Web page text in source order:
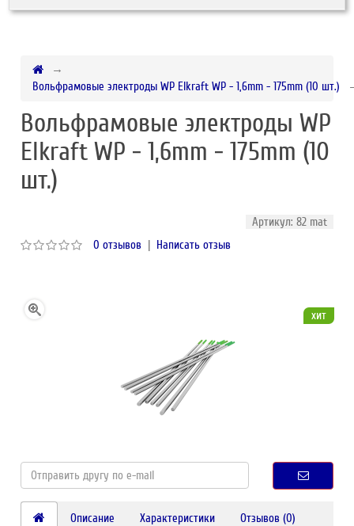
Вольфрамовые электроды WP Elkraft WP - 1,6mm - 175mm (10 шт.)
Вольфрамовые электроды WP
Elkraft WP - 1,6mm - 175mm (10
шт.)
Артикул: 82 mat
0 отзывов | Написать отзыв
хит
Описание Характеристики Отзывов (0)